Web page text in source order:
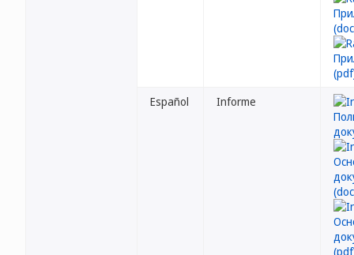
Español Informe